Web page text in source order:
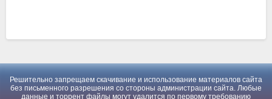
Решительно запрещаем скачивание и использование материалов сайта
без письменного разрешения со стороны администрации сайта. Любые
данные и торрент файлы могут удалится по первому требованию